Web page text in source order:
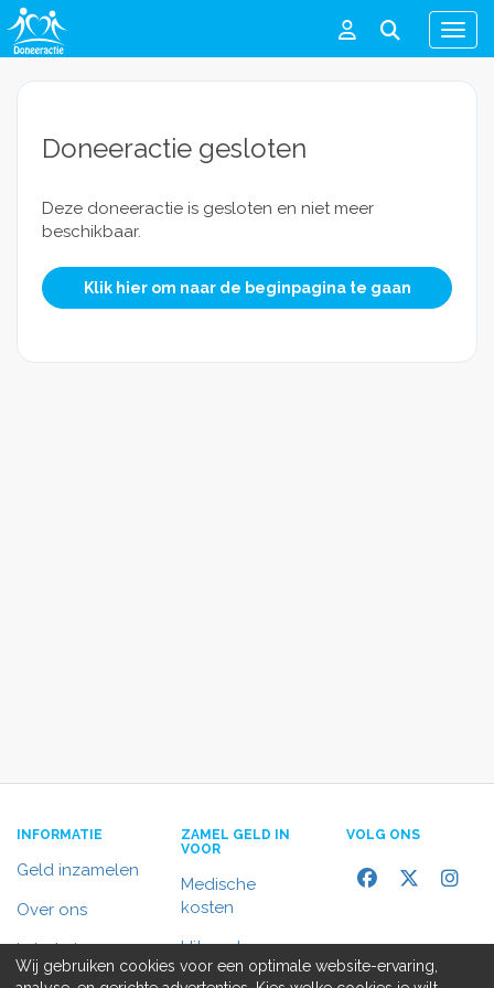
Menu
Doneeractie gesloten
Deze doneeractie is gesloten en niet meer
beschikbaar.
Klik hier om naar de beginpagina te gaan
INFORMATIE
Geld inzamelen
Over ons
In het nieuws
ZAMEL GELD IN
VOOR
Medische
kosten
Uitvaart
VOLG ONS
Wij gebruiken cookies voor een optimale website-ervaring,